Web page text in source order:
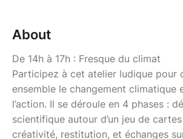
About
De 14h à 17h : Fresque du climat
Participez à cet atelier ludique pour
ensemble le changement climatique
l’action. Il se déroule en 4 phases :
scientifique autour d’un jeu de
créativité, restitution, et échanges